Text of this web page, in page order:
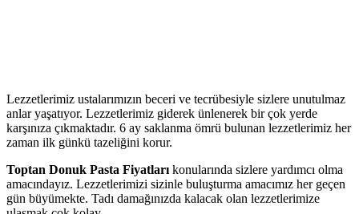
Lezzetlerimiz ustalarımızın beceri ve tecrübesiyle sizlere unutulmaz
anlar yaşatıyor. Lezzetlerimiz giderek ünlenerek bir çok yerde
karşınıza çıkmaktadır. 6 ay saklanma ömrü bulunan lezzetlerimiz her
zaman ilk günkü tazeliğini korur.
Toptan Donuk Pasta Fiyatları konularında sizlere yardımcı olma
amacındayız. Lezzetlerimizi sizinle buluşturma amacımız her geçen
gün büyümekte. Tadı damağınızda kalacak olan lezzetlerimize